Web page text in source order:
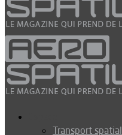
Transport spatial